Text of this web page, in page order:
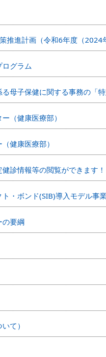
推進計画（令和6年度（2024
ログラム
母子保健に関する事務の「
（健康医療部）
健康医療部）
診情報等の閲覧ができます！
・ボンド(SIB)導入モデル事
の要綱
て）